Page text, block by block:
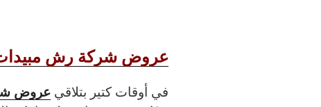
عروض شركة رش
في أوقات كتير بتلاقي عروض